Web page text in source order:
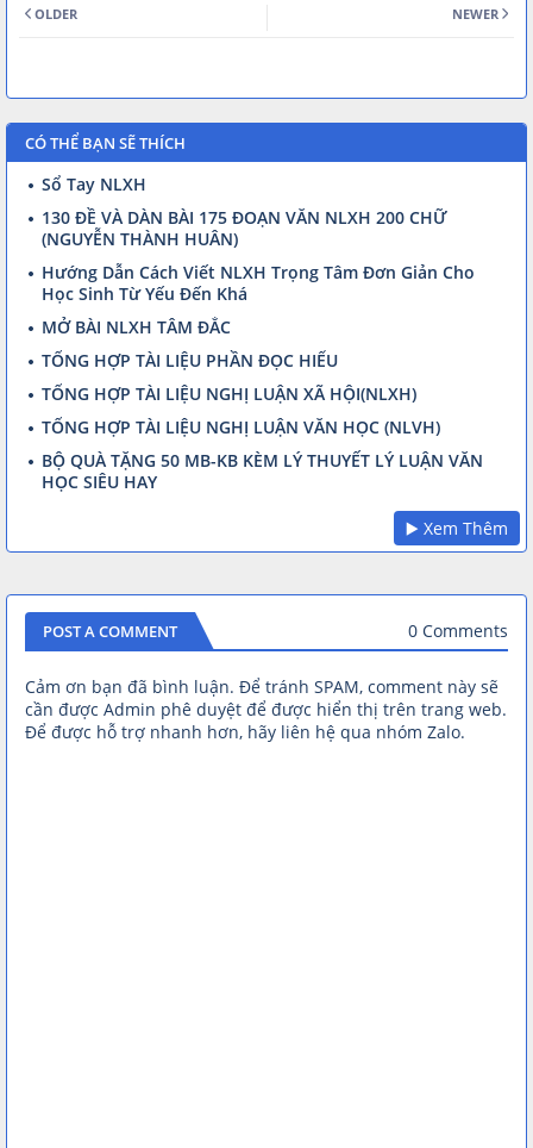
NEWER
OLDER
CÓ THỂ BẠN SẼ THÍCH
Sổ Tay NLXH
130 ĐỀ VÀ DÀN BÀI 175 ĐOẠN VĂN NLXH 200 CHỮ
(NGUYỄN THÀNH HUÂN)
Hướng Dẫn Cách Viết NLXH Trọng Tâm Đơn Giản Cho
Học Sinh Từ Yếu Đến Khá
MỞ BÀI NLXH TÂM ĐẮC
TỔNG HỢP TÀI LIỆU PHẦN ĐỌC HIỂU
TỔNG HỢP TÀI LIỆU NGHỊ LUẬN XÃ HỘI(NLXH)
TỔNG HỢP TÀI LIỆU NGHỊ LUẬN VĂN HỌC (NLVH)
BỘ QUÀ TẶNG 50 MB-KB KÈM LÝ THUYẾT LÝ LUẬN VĂN
HỌC SIÊU HAY
▶️ Xem Thêm
POST A COMMENT 0 Comments
Cảm ơn bạn đã bình luận. Để tránh SPAM, comment này sẽ
cần được Admin phê duyệt để được hiển thị trên trang web.
Để được hỗ trợ nhanh hơn, hãy liên hệ qua nhóm Zalo.